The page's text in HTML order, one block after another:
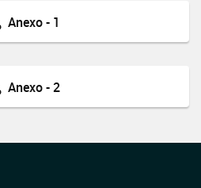
Anexo - 1
Anexo - 2